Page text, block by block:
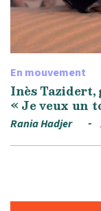
En mouvement
Inès Tazidert,
« Je veux un
Rania Hadjer